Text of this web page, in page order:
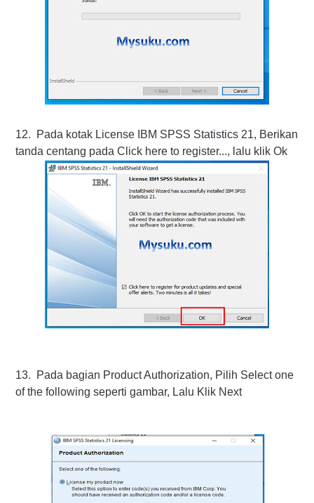
12. Pada kotak License IBM SPSS Statistics 21, Berikan
tanda centang pada Click here to register..., lalu klik Ok
13. Pada bagian Product Authorization, Pilih Select one
of the following seperti gambar, Lalu Klik Next